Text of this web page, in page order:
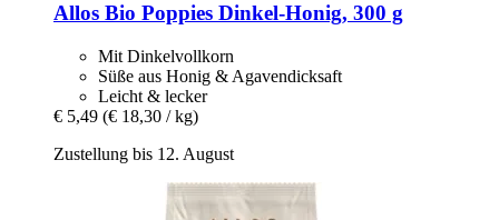
Allos Bio Poppies Dinkel-​Honig, 300 g
Mit Dinkelvollkorn
Süße aus Honig & Agavendicksaft
Leicht & lecker
€ 5,49 (€ 18,30 / kg)
Zustellung bis 12. August